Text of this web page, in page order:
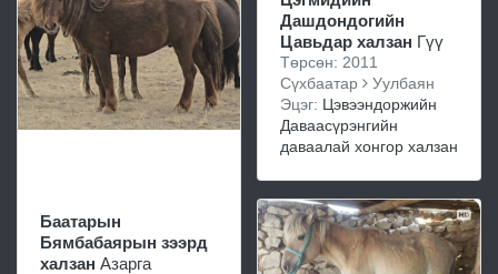
Баатарын
Бямбабаярын зээрд
халзан Азарга
Дашдондогийн
Цавьдар халзан Гүү
Төрсөн: 2011
Сүхбаатар
Уулбаян
Эцэг: Цэвээндоржийн
Даваасүрэнгийн
даваалай хонгор халзан